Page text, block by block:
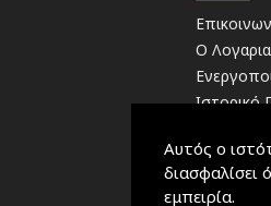
Αυτός ο
διασφαλίσει
εμπειρία.
Ο
Ιστορικό
Δείτε το